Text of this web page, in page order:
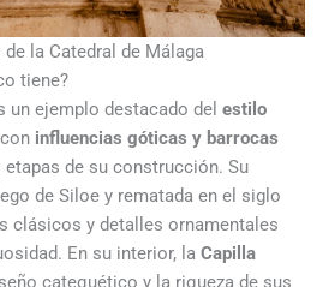
la Catedral de Málaga
tiene?
un ejemplo destacado del estilo
influencias góticas y barrocas
de su construcción. Su
de Siloe y rematada en el siglo
clásicos y detalles ornamentales
En su interior, la Capilla
catequético y la riqueza de sus